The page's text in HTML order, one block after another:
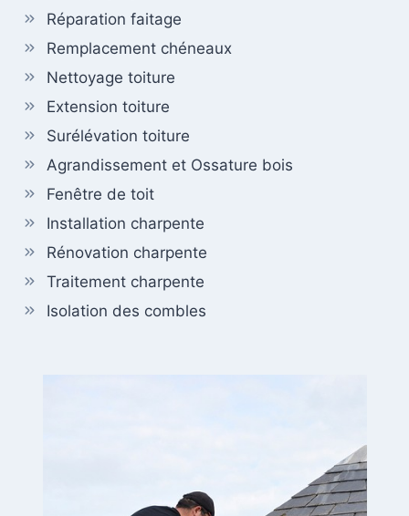
Réparation faitage
Remplacement chéneaux
Nettoyage toiture
Extension toiture
Surélévation toiture
Agrandissement et Ossature bois
Fenêtre de toit
Installation charpente
Rénovation charpente
Traitement charpente
Isolation des combles